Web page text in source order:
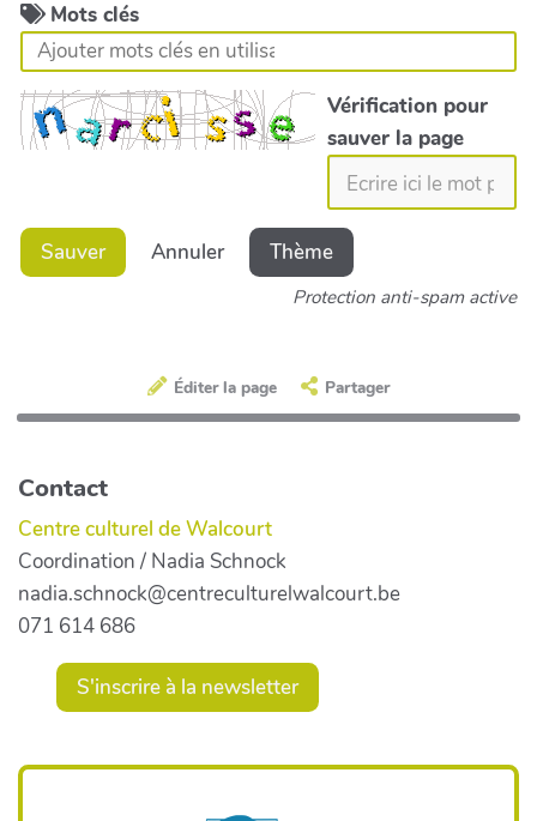
Mots clés
Vérification pour
sauver la page
Sauver Annuler Thème
Protection anti-spam active
Éditer la page Partager
Contact
Centre culturel de Walcourt
Coordination / Nadia Schnock
nadia.schnock@centreculturelwalcourt.be
071 614 686
S'inscrire à la newsletter